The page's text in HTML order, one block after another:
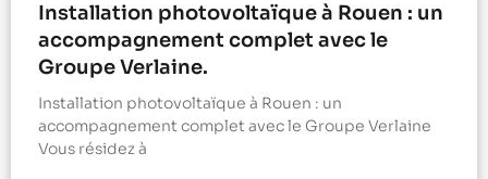
Installation photovoltaïque à Rouen : un
accompagnement complet avec le
Groupe Verlaine.
Installation photovoltaïque à Rouen : un
accompagnement complet avec le Groupe Verlaine
Vous résidez à